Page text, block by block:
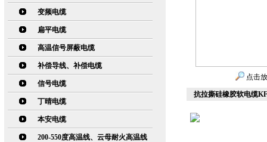
变频电缆
扁平电缆
高温信号屏蔽电缆
补偿导线、补偿电缆
信号电缆
丁晴电缆
本安电缆
200-550度高温线、云母耐火高温线
点击
抗拉撕硅橡胶软电缆